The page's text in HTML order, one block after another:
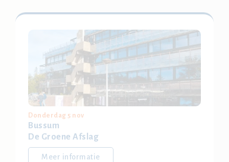
Donderdag 5 nov
Bussum
De Groene Afslag
Meer informatie